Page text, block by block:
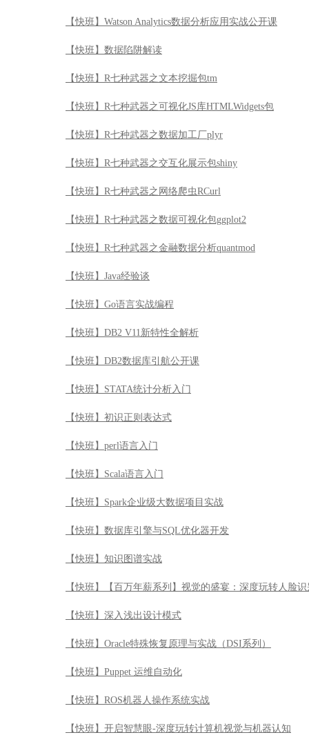
【快班】Watson Analytics数据分析应用实战公开课
【快班】数据陷阱解读
【快班】R七种武器之文本挖掘包tm
【快班】R七种武器之可视化JS库HTMLWidgets包
【快班】R七种武器之数据加工厂plyr
【快班】R七种武器之交互化展示包shiny
【快班】R七种武器之网络爬虫RCurl
【快班】R七种武器之数据可视化包ggplot2
【快班】R七种武器之金融数据分析quantmod
【快班】Java经验谈
【快班】Go语言实战编程
【快班】DB2 V11新特性全解析
【快班】DB2数据库引航公开课
【快班】STATA统计分析入门
【快班】初识正则表达式
【快班】perl语言入门
【快班】Scala语言入门
【快班】Spark企业级大数据项目实战
【快班】数据库引擎与SQL优化器开发
【快班】知识图谱实战
【快班】【百万年薪系列】视觉的盛宴：深度玩转人脸识
【快班】深入浅出设计模式
【快班】Oracle特殊恢复原理与实战（DSI系列）
【快班】Puppet 运维自动化
【快班】ROS机器人操作系统实战
【快班】开启智慧眼-深度玩转计算机视觉与机器认知